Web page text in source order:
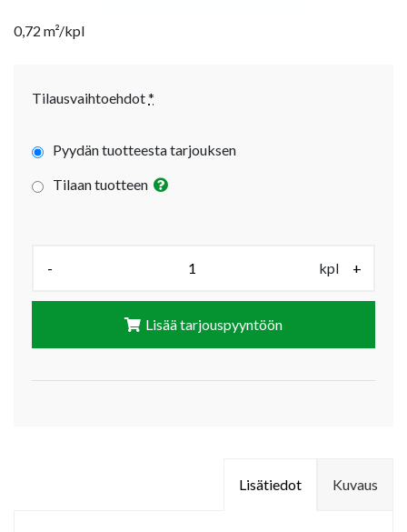
0,72 m²/kpl
Tilausvaihtoehdot*
Pyydän tuotteesta tarjouksen
Tilaan tuotteen
- kpl +
Lisää tarjouspyyntöön
Kuvaus
Lisätiedot